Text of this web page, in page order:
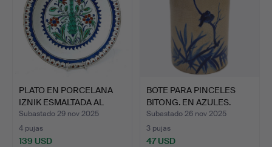
PLATO EN PORCELANA
IZNIK ESMALTADA AL
FUEG…
Subastado 29 nov 2025
4 pujas
139 USD
BOTE PARA PINCELES
BITONG. EN AZULES.
CHIN…
Subastado 26 nov 2025
3 pujas
47 USD